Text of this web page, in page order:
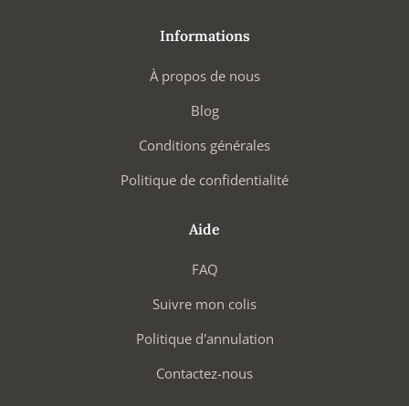
Informations
À propos de nous
Blog
Conditions générales
Politique de confidentialité
Aide
FAQ
Suivre mon colis
Politique d'annulation
Contactez-nous